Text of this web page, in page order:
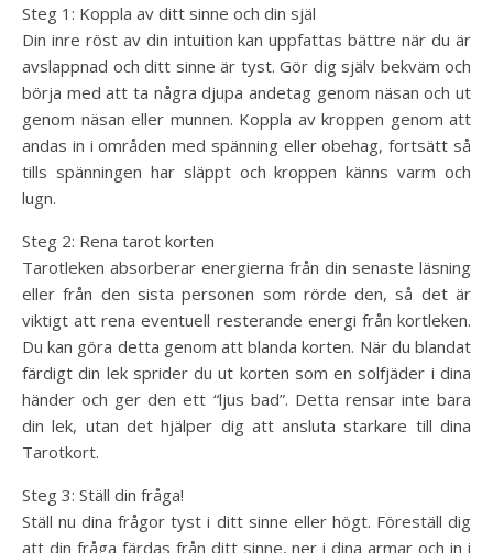
Steg 1: Koppla av ditt sinne och din själ
Din inre röst av din intuition kan uppfattas bättre när du är
avslappnad och ditt sinne är tyst. Gör dig själv bekväm och
börja med att ta några djupa andetag genom näsan och ut
genom näsan eller munnen. Koppla av kroppen genom att
andas in i områden med spänning eller obehag, fortsätt så
tills spänningen har släppt och kroppen känns varm och
lugn.
Steg 2: Rena tarot korten
Tarotleken absorberar energierna från din senaste läsning
eller från den sista personen som rörde den, så det är
viktigt att rena eventuell resterande energi från kortleken.
Du kan göra detta genom att blanda korten. När du blandat
färdigt din lek sprider du ut korten som en solfjäder i dina
händer och ger den ett “ljus bad”. Detta rensar inte bara
din lek, utan det hjälper dig att ansluta starkare till dina
Tarotkort.
Steg 3: Ställ din fråga!
Ställ nu dina frågor tyst i ditt sinne eller högt. Föreställ dig
att din fråga färdas från ditt sinne, ner i dina armar och in i